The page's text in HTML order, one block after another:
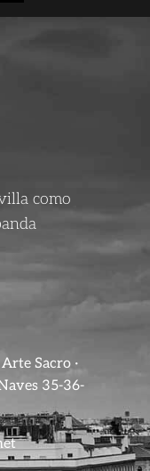
como
Sacro ·
35-36-